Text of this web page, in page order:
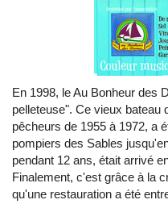
En 1998, le Au Bonheur des
pelleteuse". Ce vieux bateau
pêcheurs de 1955 à 1972, a
pompiers des Sables
pendant 12 ans, était arrivé
Finalement, c'est grâce à la
qu'une restauration a été